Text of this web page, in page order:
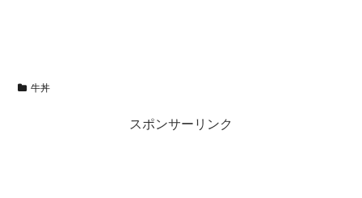
牛丼
スポンサーリンク